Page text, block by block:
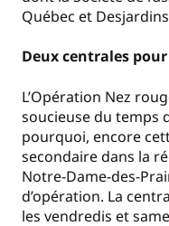
Québec et
Deux centrales
L’Opération Nez
soucieuse du temps
pourquoi, encore
secondaire dans la
Notre-Dame-des-
d’opération. La
les vendredis et